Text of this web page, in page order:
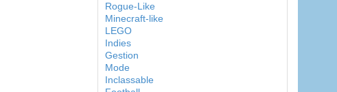
Rogue-Like
Minecraft-like
LEGO
Indies
Gestion
Mode
Inclassable